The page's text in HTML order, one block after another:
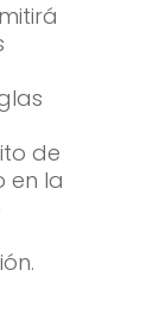
de
en la